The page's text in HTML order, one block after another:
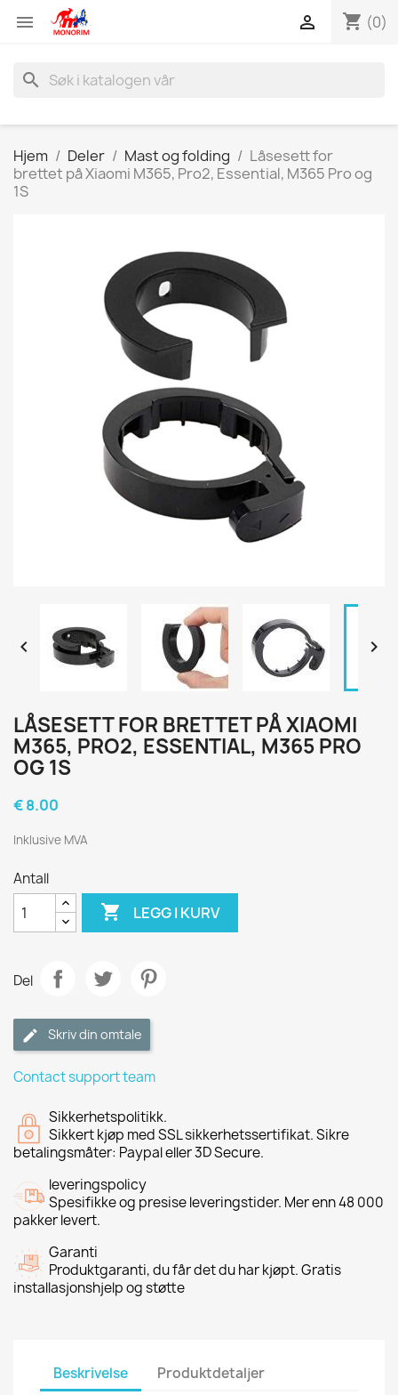
 shopping_cart (0)

search
Hjem Deler Mast og folding
Låsesett for
brettet på Xiaomi M365, Pro2, Essential, M365 Pro og
1S
 
LÅSESETT FOR BRETTET PÅ XIAOMI
M365, PRO2, ESSENTIAL, M365 PRO
OG 1S
€ 8.00
Inklusive MVA
Antall
 LEGG I KURV
Del
Skriv din omtale
Contact support team
Sikkerhetspolitikk.
Sikkert kjøp med SSL sikkerhetssertifikat. Sikre
betalingsmåter: Paypal eller 3D Secure.
leveringspolicy
Spesifikke og presise leveringstider. Mer enn 48 000
pakker levert.
Garanti
Produktgaranti, du får det du har kjøpt. Gratis
installasjonshjelp og støtte
Beskrivelse Produktdetaljer